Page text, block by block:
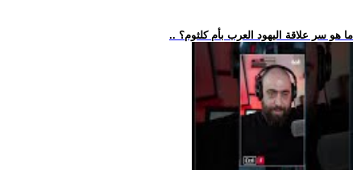
.. ما هو سر علاقة اليهود العرب بأم كلثوم؟